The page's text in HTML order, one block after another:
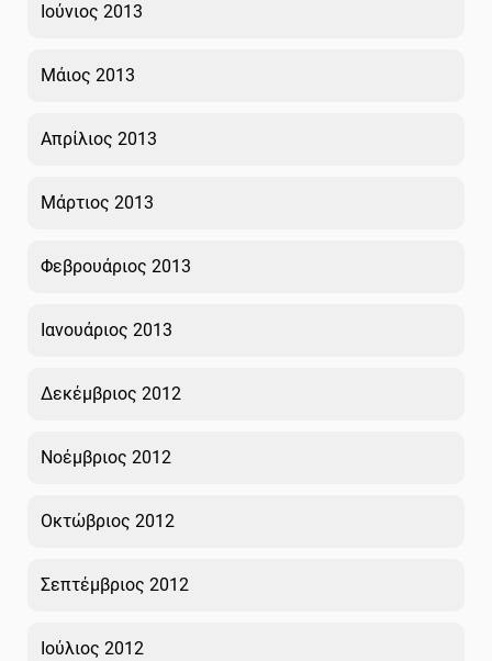
Ιούνιος 2013
Μάιος 2013
Απρίλιος 2013
Μάρτιος 2013
Φεβρουάριος 2013
Ιανουάριος 2013
Δεκέμβριος 2012
Νοέμβριος 2012
Οκτώβριος 2012
Σεπτέμβριος 2012
Ιούλιος 2012